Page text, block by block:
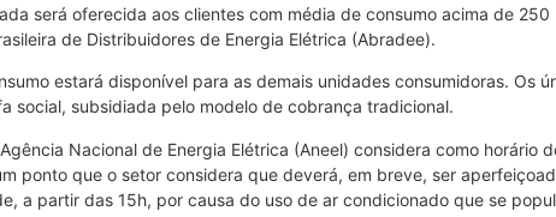
será oferecida aos clientes com média de consumo acima de
de Distribuidores de Energia Elétrica (Abradee).
estará disponível para as demais unidades consumidoras. Os
social, subsidiada pelo modelo de cobrança tradicional.
Nacional de Energia Elétrica (Aneel) considera como
ponto que o setor considera que deverá, em breve, ser
a partir das 15h, por causa do uso de ar condicionado que se